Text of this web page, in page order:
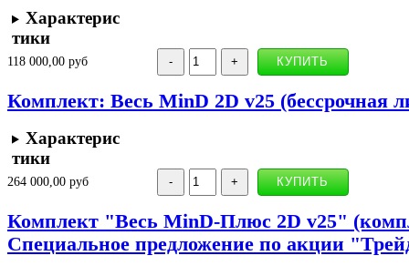
Характерис
тики
118 000,00 руб
Комплект: Весь MinD 2D v25 (бессрочная
Характерис
тики
264 000,00 руб
Комплект "Весь MinD-Плюс 2D v25"
Специальное предложение по акции